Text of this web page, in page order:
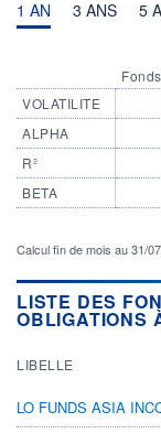
1 AN 3 ANS 5
VOLATILITE
ALPHA
R²
BETA
Calcul fin de mois au 31/
LISTE DES
OBLIGATIONS
LIBELLE